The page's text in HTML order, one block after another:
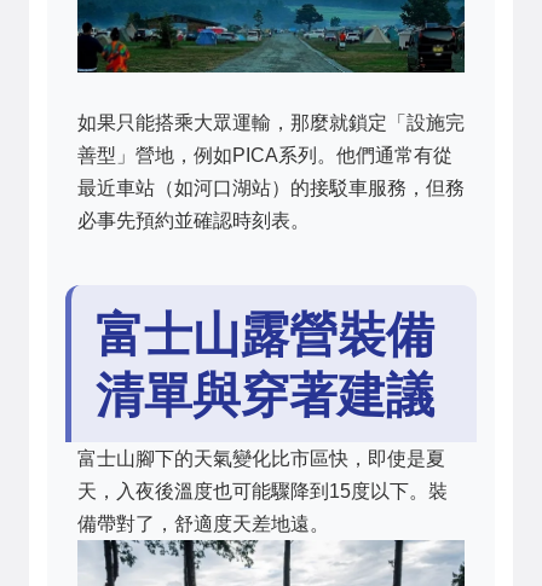
如果只能搭乘大眾運輸，那麼就鎖定「設施完
善型」營地，例如PICA系列。他們通常有從
最近車站（如河口湖站）的接駁車服務，但務
必事先預約並確認時刻表。
富士山露營裝備
清單與穿著建議
富士山腳下的天氣變化比市區快，即使是夏
天，入夜後溫度也可能驟降到15度以下。裝
備帶對了，舒適度天差地遠。